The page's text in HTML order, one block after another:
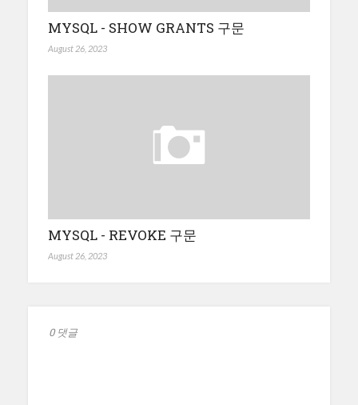
MYSQL - SHOW GRANTS 구문
August 26, 2023
MYSQL - REVOKE 구문
August 26, 2023
0 댓글